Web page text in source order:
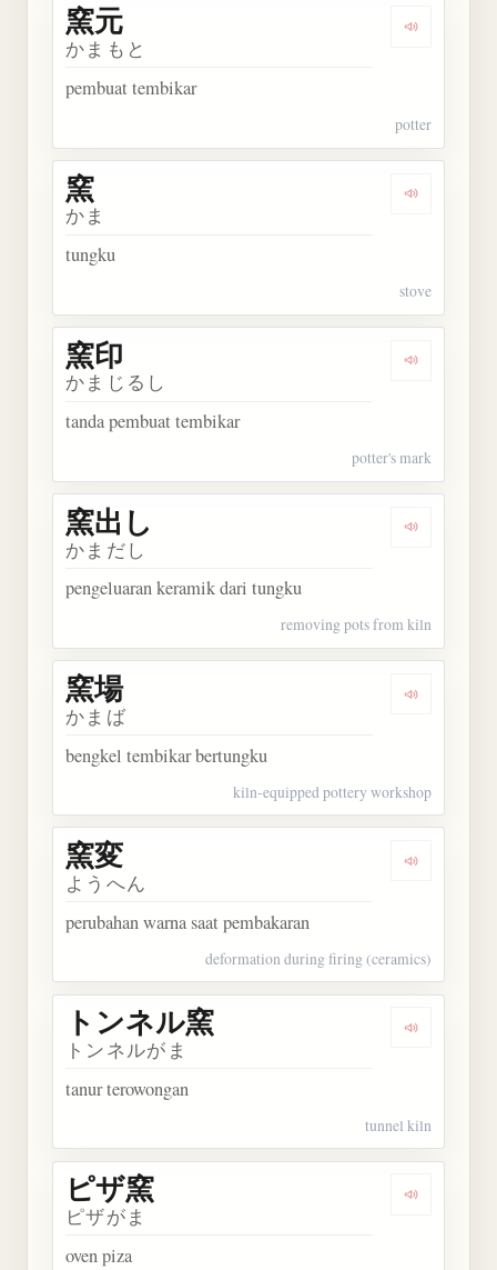
Dengarkan
窯元
かまもと
pembuat tembikar
potter
Dengarkan
窯
かま
tungku
stove
Dengarkan
窯印
かまじるし
tanda pembuat tembikar
potter's mark
Dengarkan
窯出し
かまだし
pengeluaran keramik dari tungku
removing pots from kiln
Dengarkan
窯場
かまば
bengkel tembikar bertungku
kiln-equipped pottery workshop
Dengarkan
窯変
ようへん
perubahan warna saat pembakaran
deformation during firing (ceramics)
Dengarkan
トンネル窯
トンネルがま
tanur terowongan
tunnel kiln
Dengarkan
ピザ窯
ピザがま
oven piza